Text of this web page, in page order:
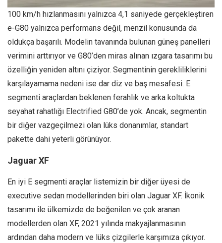
100 km/h hızlanmasını yalnızca 4,1 saniyede gerçekleştiren
e-G80 yalnızca performans değil, menzil konusunda da
oldukça başarılı. Modelin tavanında bulunan güneş panelleri
verimini arttırıyor ve G80’den miras alınan ızgara tasarımı bu
özelliğin yeniden altını çiziyor. Segmentinin gerekliliklerini
karşılayamama nedeni ise dar diz ve baş mesafesi. E
segmenti araçlardan beklenen ferahlık ve arka koltukta
seyahat rahatlığı Electrified G80’de yok. Ancak, segmentin
bir diğer vazgeçilmezi olan lüks donanımlar, standart
pakette dahi yeterli görünüyor.
Jaguar XF
En iyi E segmenti araçlar listemizin bir diğer üyesi de
executive sedan modellerinden biri olan Jaguar XF. İkonik
tasarımı ile ülkemizde de beğenilen ve çok aranan
modellerden olan XF, 2021 yılında makyajlanmasının
ardından daha modern ve lüks çizgilerle karşımıza çıkıyor.